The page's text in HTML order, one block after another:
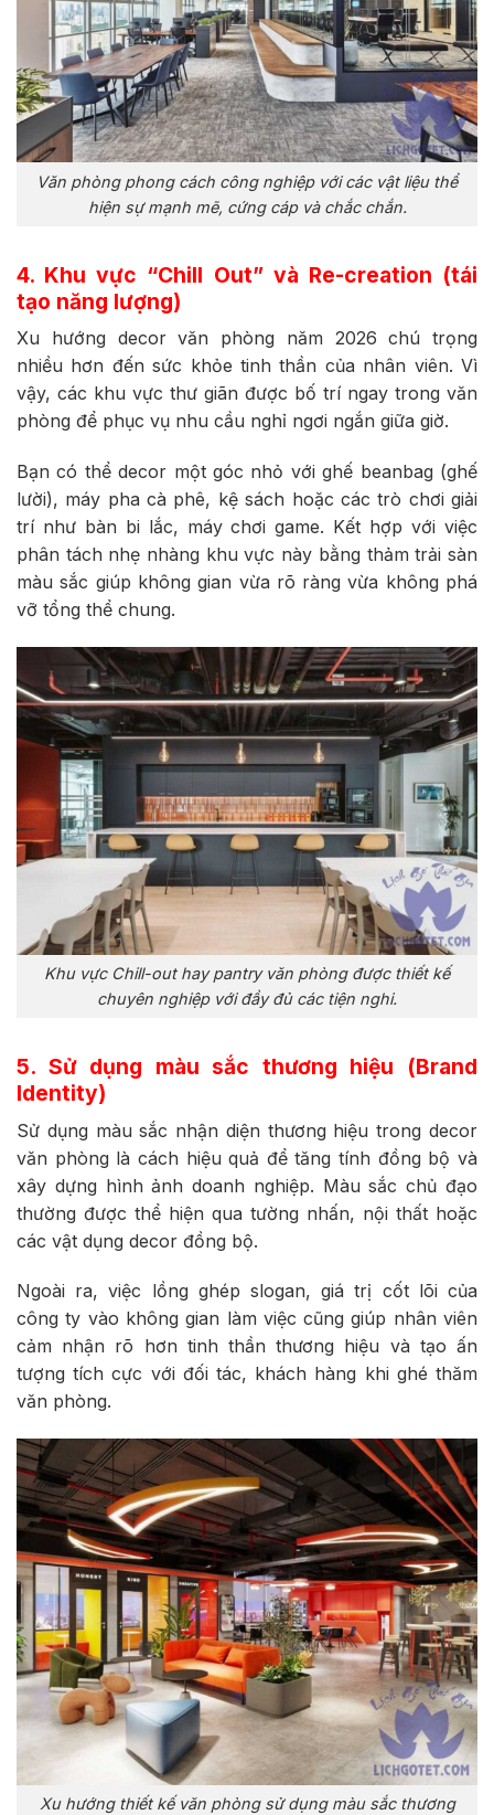
Văn phòng phong cách công nghiệp với các vật liệu thể
hiện sự mạnh mẽ, cứng cáp và chắc chắn.
4. Khu vực “Chill Out” và Re-creation (tái
tạo năng lượng)
Xu hướng decor văn phòng năm 2026 chú trọng
nhiều hơn đến sức khỏe tinh thần của nhân viên. Vì
vậy, các khu vực thư giãn được bố trí ngay trong văn
phòng để phục vụ nhu cầu nghỉ ngơi ngắn giữa giờ.
Bạn có thể decor một góc nhỏ với ghế beanbag (ghế
lười), máy pha cà phê, kệ sách hoặc các trò chơi giải
trí như bàn bi lắc, máy chơi game. Kết hợp với việc
phân tách nhẹ nhàng khu vực này bằng thảm trải sàn
màu sắc giúp không gian vừa rõ ràng vừa không phá
vỡ tổng thể chung.
Khu vực Chill-out hay pantry văn phòng được thiết kế
chuyên nghiệp với đầy đủ các tiện nghi.
5. Sử dụng màu sắc thương hiệu (Brand
Identity)
Sử dụng màu sắc nhận diện thương hiệu trong decor
văn phòng là cách hiệu quả để tăng tính đồng bộ và
xây dựng hình ảnh doanh nghiệp. Màu sắc chủ đạo
thường được thể hiện qua tường nhấn, nội thất hoặc
các vật dụng decor đồng bộ.
Ngoài ra, việc lồng ghép slogan, giá trị cốt lõi của
công ty vào không gian làm việc cũng giúp nhân viên
cảm nhận rõ hơn tinh thần thương hiệu và tạo ấn
tượng tích cực với đối tác, khách hàng khi ghé thăm
văn phòng.
Xu hướng thiết kế văn phòng sử dụng màu sắc thương